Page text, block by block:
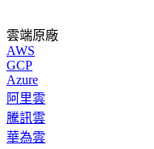
雲端原廠
AWS
GCP
Azure
阿里雲
騰訊雲
華為雲